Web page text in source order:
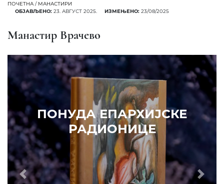
ПОЧЕТНА / МАНАСТИРИ
ОБЈАВЉЕНО: 23. АВГУСТ 2025. ИЗМЕЊЕНО: 23/08/2025
Манастир Врачево
ПОНУДА ЕПАРХИЈСКЕ
РАДИОНИЦЕ
Prethodni